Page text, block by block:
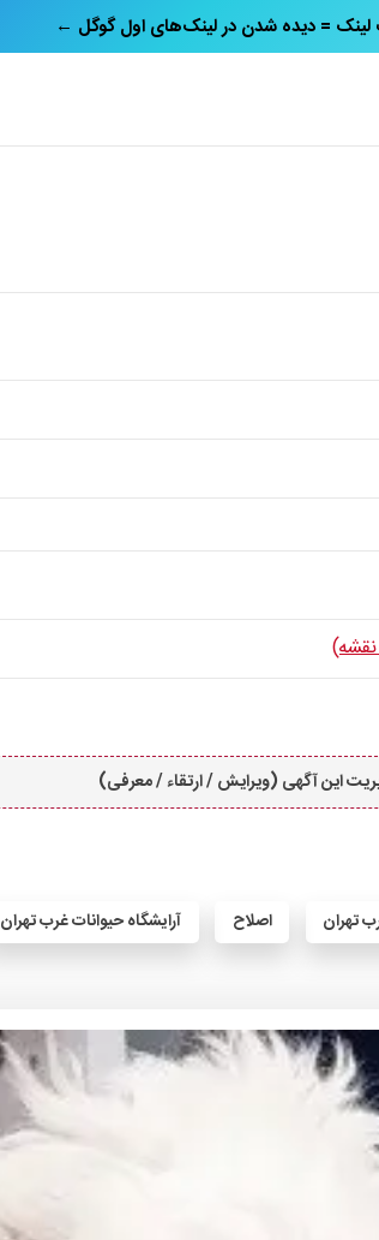
این آگهی (ویرایش / ارتقاء / معرفی)
تهران اصلاح آرایشگاه حیوانات غرب تهران